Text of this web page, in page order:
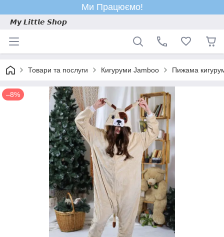
Ми Працюємо!
𝙈𝙮 𝙇𝙞𝙩𝙩𝙡𝙚 𝙎𝙝𝙤𝙥
Товари та послуги Кигуруми Jamboo Пижама
–8%